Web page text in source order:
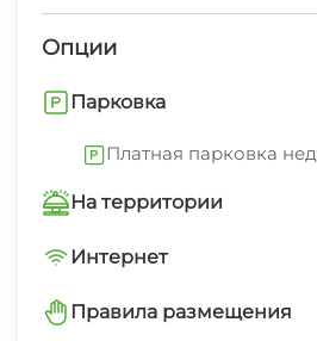
Опции
Парковка
Платная парковка
На территории
Трансфер платно
Интернет Wi-Fi
Интернет
Wi-Fi интернет на
Правила размещения